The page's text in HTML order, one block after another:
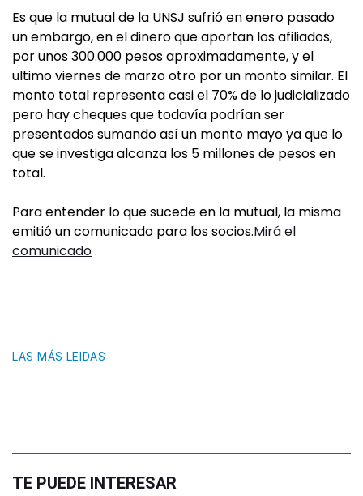
Es que la mutual de la UNSJ sufrió en enero pasado
un embargo, en el dinero que aportan los afiliados,
por unos 300.000 pesos aproximadamente, y el
ultimo viernes de marzo otro por un monto similar. El
monto total representa casi el 70% de lo judicializado
pero hay cheques que todavía podrían ser
presentados sumando así un monto mayo ya que lo
que se investiga alcanza los 5 millones de pesos en
total.
Para entender lo que sucede en la mutual, la misma
emitió un comunicado para los socios.Mirá el
comunicado.
LAS MÁS LEIDAS
TE PUEDE INTERESAR